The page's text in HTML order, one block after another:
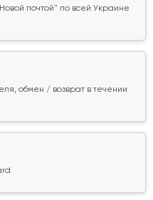
почтой" по всей Украине
обмен / возврат в течении